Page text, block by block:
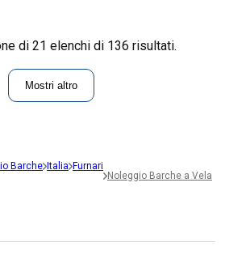
di 21 elenchi di 136 risultati.
Mostri altro
Barche Italia Furnari
Noleggio Barche a Vela